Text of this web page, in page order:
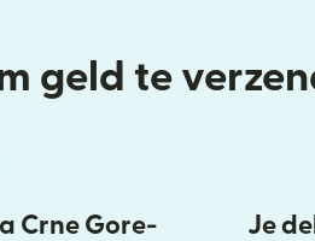
geld te
Crne Gore-
Je